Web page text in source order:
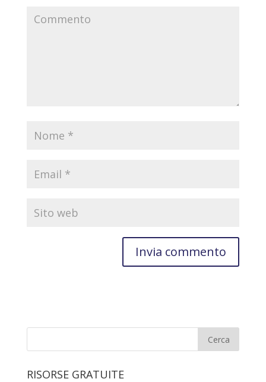
RISORSE GRATUITE